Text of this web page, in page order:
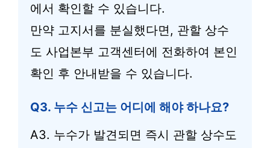
에서 확인할 수 있습니다.
만약 고지서를 분실했다면, 관할 상수
도 사업본부 고객센터에 전화하여 본인
확인 후 안내받을 수 있습니다.
Q3. 누수 신고는 어디에 해야 하나요?
A3. 누수가 발견되면 즉시 관할 상수도